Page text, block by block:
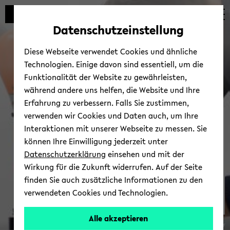
avoid
content
zum
wechseln
zum
wechseln
zum
wechseln
Human-​Centered Au­
toma­tion
© Biele­feld Uni­ver­sity
Datenschutzeinstellung
Diese Webseite verwendet Cookies und ähnliche
Technologien. Einige davon sind essentiell, um die
Funktionalität der Website zu gewährleisten,
während andere uns helfen, die Website und Ihre
Erfahrung zu verbessern. Falls Sie zustimmen,
verwenden wir Cookies und Daten auch, um Ihre
Interaktionen mit unserer Webseite zu messen. Sie
können Ihre Einwilligung jederzeit unter
Datenschutzerklärung einsehen und mit der
Wirkung für die Zukunft widerrufen. Auf der Seite
finden Sie auch zusätzliche Informationen zu den
verwendeten Cookies und Technologien.
Alle akzeptieren